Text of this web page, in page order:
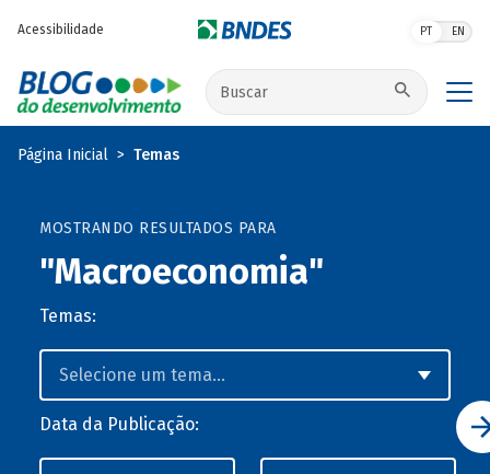
Acessibilidade PT EN
Buscar no site
Página Inicial Temas
MOSTRANDO RESULTADOS PARA
"Macroeconomia"
Temas:
Data da Publicação: